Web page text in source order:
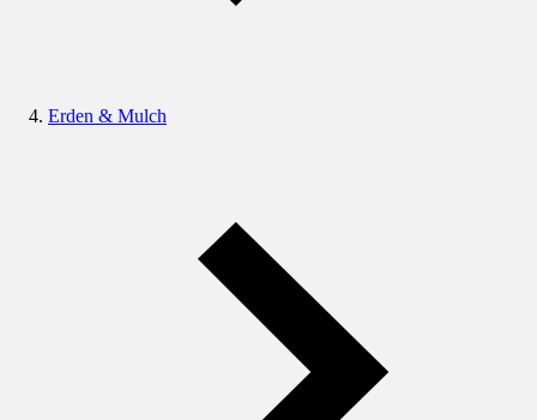
Erden & Mulch